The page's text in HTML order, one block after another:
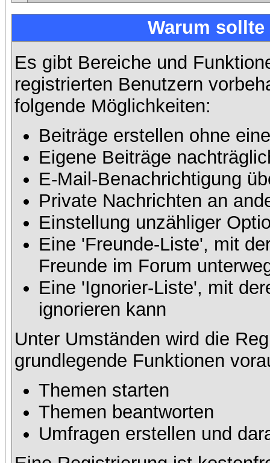
Warum
Es gibt Bereiche und
registrierten Benutzern
folgende Möglichkeiten:
Beiträge erstellen ohne
Eigene Beiträge
E-Mail-Benachrichtigung
Private Nachrichten an
Einstellung unzähliger
Eine 'Freunde-Liste', mit
Freunde im Forum
Eine 'Ignorier-Liste', mit
ignorieren kann
Unter Umständen wird die
grundlegende Funktionen
Themen starten
Themen beantworten
Umfragen erstellen und